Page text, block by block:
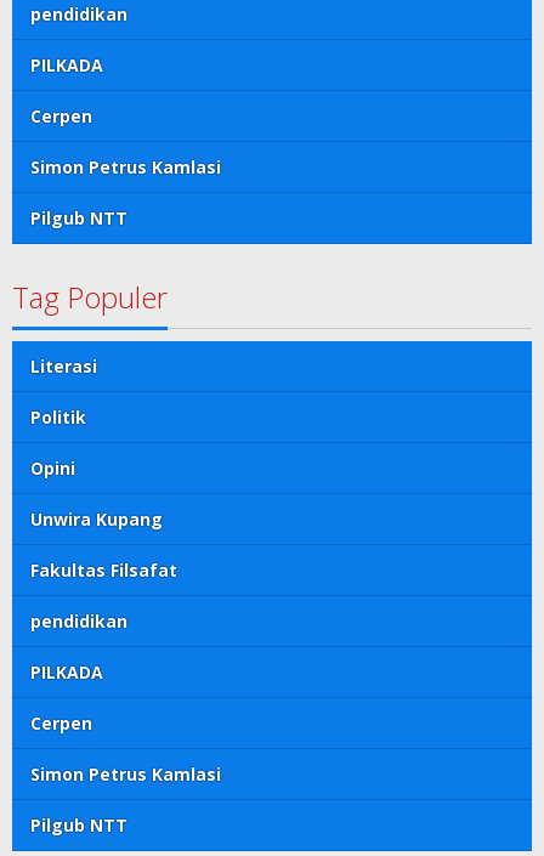
pendidikan
PILKADA
Cerpen
Simon Petrus Kamlasi
Pilgub NTT
Tag Populer
Literasi
Politik
Opini
Unwira Kupang
Fakultas Filsafat
pendidikan
PILKADA
Cerpen
Simon Petrus Kamlasi
Pilgub NTT